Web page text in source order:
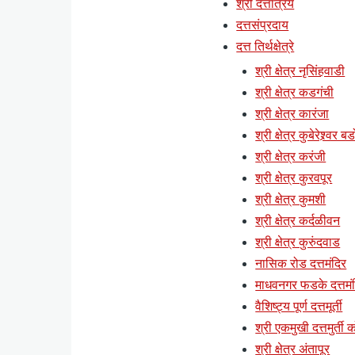
श्री दत्तात्रय
दत्तसंप्रदाय
दत्त तिर्थक्षेत्रे
श्री क्षेत्र नृसिंहवाडी
श्री क्षेत्र कडगंची
श्री क्षेत्र कारंजा
श्री क्षेत्र कुबेरेश्र्वर
श्री क्षेत्र करंजी
श्री क्षेत्र कुरवपूर
श्री क्षेत्र कुमशी
श्री क्षेत्र कर्दळीवन
श्री क्षेत्र कुरुंदवाड
नासिक रोड दत्तमंदिर
माधवनगर फडके
वैशिष्ट्य पूर्ण दत्तमूर्ती
श्री एकमुखी दत्तमुर्ती
श्री क्षेत्र अंतापूर